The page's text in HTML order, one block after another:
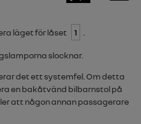
läget för låset 1
slocknar.
det ett systemfel. Om detta
en bakåtvänd bilbarnstol på
att någon annan passagerare